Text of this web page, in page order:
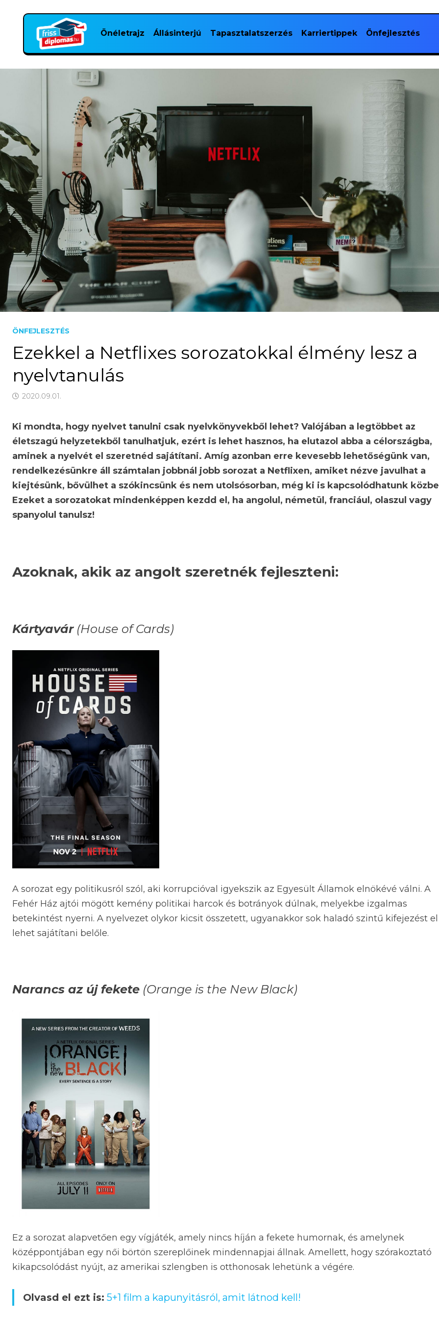
Önéletrajz Állásinterjú Tapasztalatszerzés Karriertippek Önfejlesztés
ÖNFEJLESZTÉS
Ezekkel a Netflixes sorozatokkal élmény lesz a
nyelvtanulás
2020.09.01.
Ki mondta, hogy nyelvet tanulni csak nyelvkönyvekből lehet? Valójában a legtöbbet az
életszagú helyzetekből tanulhatjuk, ezért is lehet hasznos, ha elutazol abba a célországba,
aminek a nyelvét el szeretnéd sajátítani. Amíg azonban erre kevesebb lehetőségünk van,
rendelkezésünkre áll számtalan jobbnál jobb sorozat a Netflixen, amiket nézve javulhat a
kiejtésünk, bővülhet a szókincsünk és nem utolsósorban, még ki is kapcsolódhatunk
Ezeket a sorozatokat mindenképpen kezdd el, ha angolul, németül, franciául, olaszul vagy
spanyolul tanulsz!
Azoknak, akik az angolt szeretnék fejleszteni:
Kártyavár(House of Cards)
A sorozat egy politikusról szól, aki korrupcióval igyekszik az Egyesült Államok elnökévé válni. A
Fehér Ház ajtói mögött kemény politikai harcok és botrányok dúlnak, melyekbe izgalmas
betekintést nyerni. A nyelvezet olykor kicsit összetett, ugyanakkor sok haladó szintű kifejezést el
lehet sajátítani belőle.
Narancs az új fekete (Orange is the New Black)
Ez a sorozat alapvetően egy vígjáték, amely nincs híján a fekete humornak, és amelynek
középpontjában egy női börtön szereplőinek mindennapjai állnak. Amellett, hogy szórakoztató
kikapcsolódást nyújt, az amerikai szlengben is otthonosak lehetünk a végére.
Olvasd el ezt is: 5+1 film a kapunyitásról, amit látnod kell!